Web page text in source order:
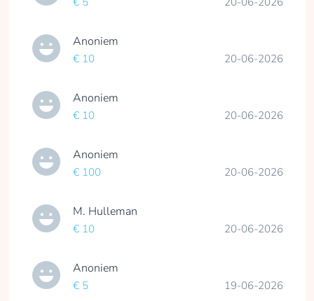
Anoniem
€ 10 20-06-2026
Anoniem
€ 10 20-06-2026
Anoniem
€ 100 20-06-2026
M. Hulleman
€ 10 20-06-2026
Anoniem
€ 5 19-06-2026